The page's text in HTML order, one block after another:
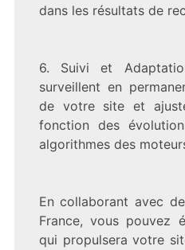
dans les résultats de
6. Suivi et
surveillent en
de votre site et
fonction des
algorithmes des
En collaborant avec
France, vous pouvez
qui propulsera votre